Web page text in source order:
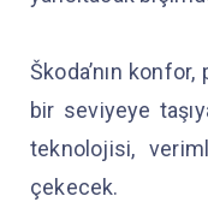
Škoda’nın
bir seviyeye
teknolojisi,
çekecek.